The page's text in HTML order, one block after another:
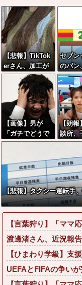
【悲報】TikTok
erさん、加工が
ハズれてしまい
ガチで終わる
セブン
のパン
く縮小
に話題
い
【画像】男が
「ガチでどうで
もいい」女の報
圧倒的第１位と
言えば『コレ』
w w w w w w w
w w w
【朗報
談所、
は『怪
論づ
【悲報】タクシー運転手
【言葉狩り】「ママ
渡邊渚さん、近況報
【ひまわり学級】支
UEFAとFIFAの争い